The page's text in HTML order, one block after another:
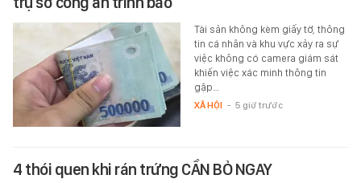
Tài sản không kèm giấy tờ, thông
tin cá nhân và khu vực xảy ra sự
việc không có camera giám sát
khiến việc xác minh thông tin
gặp…
XÃ HỘI - 5 giờ trước
4 thói quen khi rán trứng CẦN BỎ NGAY